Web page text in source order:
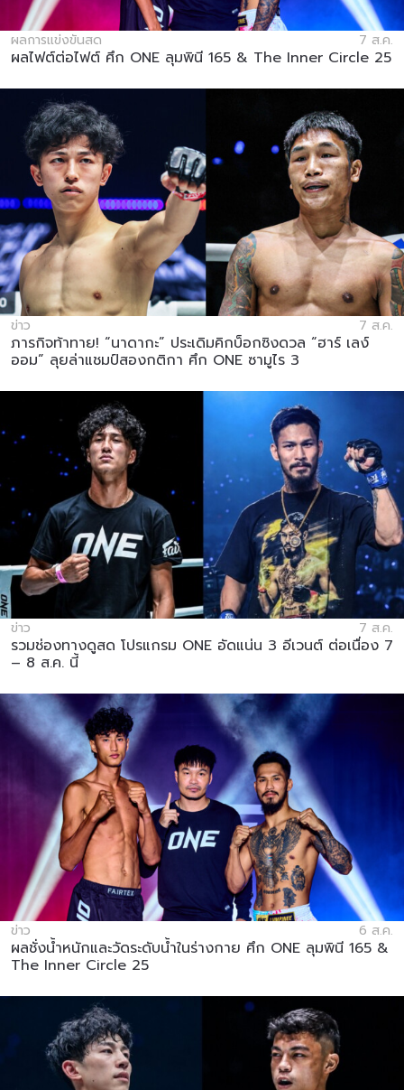
ผลการแข่งขันสด 7 ส.ค.
ผลไฟต์ต่อไฟต์ ศึก ONE ลุมพินี 165 & The Inner Circle 25
ข่าว 7 ส.ค.
ภารกิจท้าทาย! “นาดากะ” ประเดิมคิกบ็อกซิงดวล “ฮาร์ เลง์
ออม” ลุยล่าแชมป์สองกติกา ศึก ONE ซามูไร 3
ข่าว 7 ส.ค.
รวมช่องทางดูสด โปรแกรม ONE อัดแน่น 3 อีเวนต์ ต่อเนื่อง 7
– 8 ส.ค. นี้
ข่าว 6 ส.ค.
ผลชั่งน้ำหนักและวัดระดับน้ำในร่างกาย ศึก ONE ลุมพินี 165 &
The Inner Circle 25